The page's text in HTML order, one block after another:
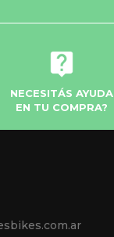
NECESITÁS AYUDA
EN TU COMPRA?